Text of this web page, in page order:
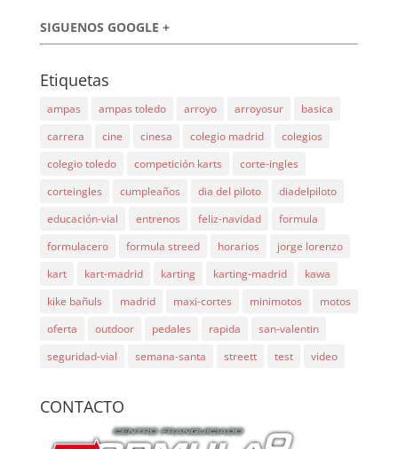
SIGUENOS GOOGLE +
Etiquetas
ampas ampas toledo arroyo arroyosur
basica
carrera
cine cinesa colegio madrid
colegios
colegio toledo
competición karts
corte-ingles
corteingles
cumpleaños dia del piloto
diadelpiloto
educación-vial
entrenos feliz-navidad
formula
formulacero
formula streed horarios
jorge lorenzo
kart
kart-madrid karting karting-madrid
kawa
kike bañuls
madrid maxi-cortes minimotos
motos
oferta
outdoor pedales rapida
san-valentin
seguridad-vial
semana-santa streett test video
CONTACTO